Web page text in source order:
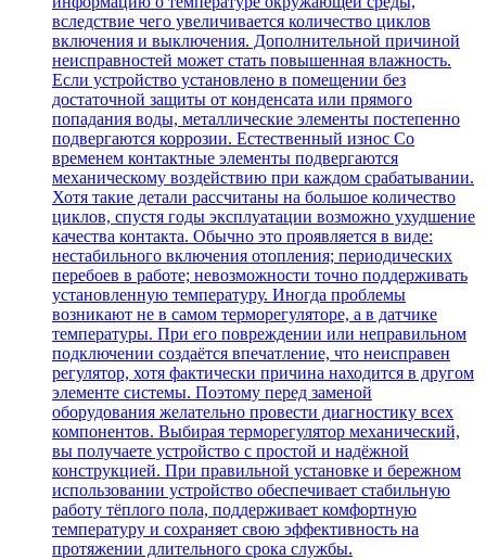
вследствие чего увеличивается количество циклов
включения и выключения. Дополнительной причиной
неисправностей может стать повышенная влажность.
Если устройство установлено в помещении без
достаточной защиты от конденсата или прямого
попадания воды, металлические элементы постепенно
подвергаются коррозии. Естественный износ Со
временем контактные элементы подвергаются
механическому воздействию при каждом срабатывании.
Хотя такие детали рассчитаны на большое количество
циклов, спустя годы эксплуатации возможно ухудшение
качества контакта. Обычно это проявляется в виде:
нестабильного включения отопления; периодических
перебоев в работе; невозможности точно поддерживать
установленную температуру. Иногда проблемы
возникают не в самом терморегуляторе, а в датчике
температуры. При его повреждении или неправильном
подключении создаётся впечатление, что неисправен
регулятор, хотя фактически причина находится в другом
элементе системы. Поэтому перед заменой
оборудования желательно провести диагностику всех
компонентов. Выбирая терморегулятор механический,
вы получаете устройство с простой и надёжной
конструкцией. При правильной установке и бережном
использовании устройство обеспечивает стабильную
работу тёплого пола, поддерживает комфортную
температуру и сохраняет свою эффективность на
протяжении длительного срока службы.